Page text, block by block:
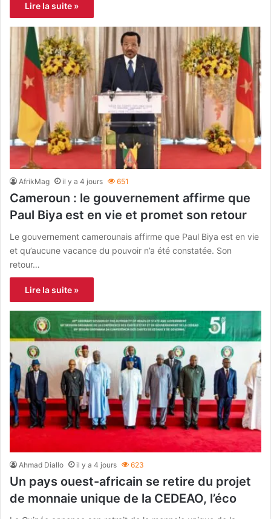
Lire la suite »
AfrikMag il y a 4 jours 651
Cameroun : le gouvernement affirme que
Paul Biya est en vie et promet son retour
Le gouvernement camerounais affirme que Paul Biya est en vie
et qu’aucune vacance du pouvoir n’a été constatée. Son
retour…
Lire la suite »
Ahmad Diallo il y a 4 jours 623
Un pays ouest-africain se retire du projet
de monnaie unique de la CEDEAO, l’éco